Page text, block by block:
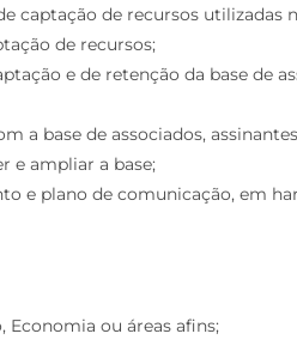
captação de recursos utilizadas
de recursos;
e de retenção da base de
a base de associados,
e ampliar a base;
e plano de comunicação, em
ou áreas afins;